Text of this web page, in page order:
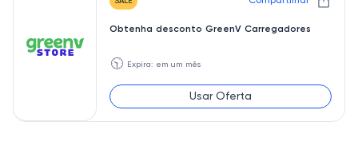
Obtenha desconto GreenV Carregadores
🕥 Expira: em um mês
Usar Oferta